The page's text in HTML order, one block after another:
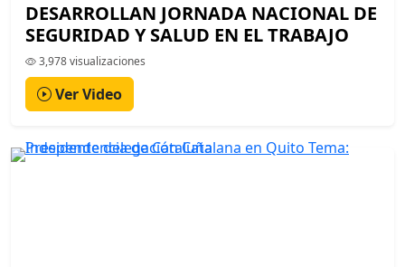
DESARROLLAN JORNADA NACIONAL DE
SEGURIDAD Y SALUD EN EL TRABAJO
3,978 visualizaciones
Ver Video